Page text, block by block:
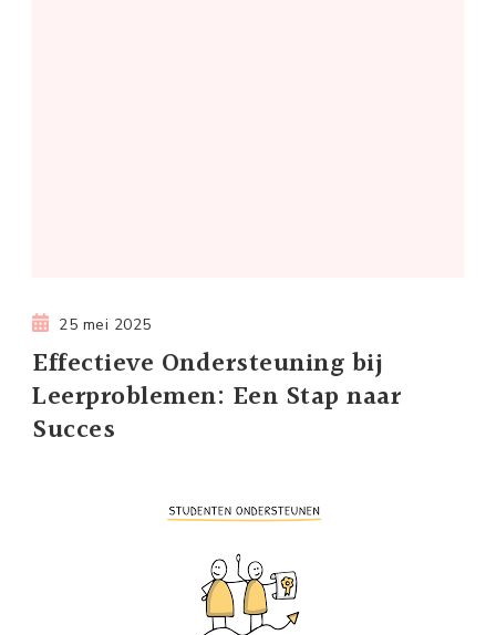
25 mei 2025
Effectieve Ondersteuning bij
Leerproblemen: Een Stap naar
Succes